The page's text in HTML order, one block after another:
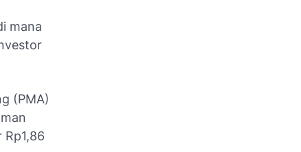
mana
(PMA)